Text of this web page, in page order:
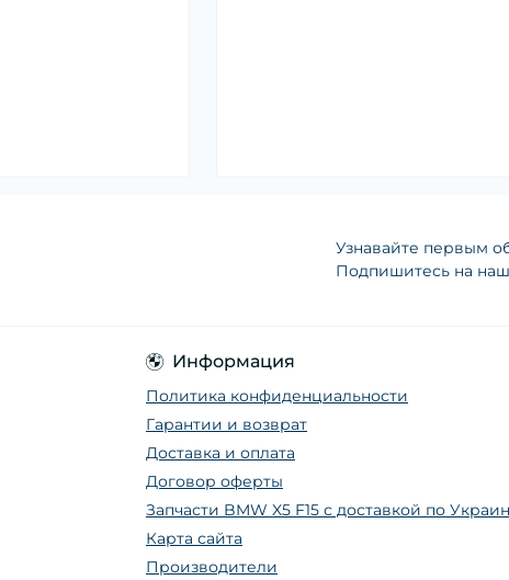
Узнавайте первым
Подпишитесь на
Информация
Политика конфиденциальности
Гарантии и возврат
Доставка и оплата
Договор оферты
Запчасти BMW X5 F15 с доставкой по
Карта сайта
Производители